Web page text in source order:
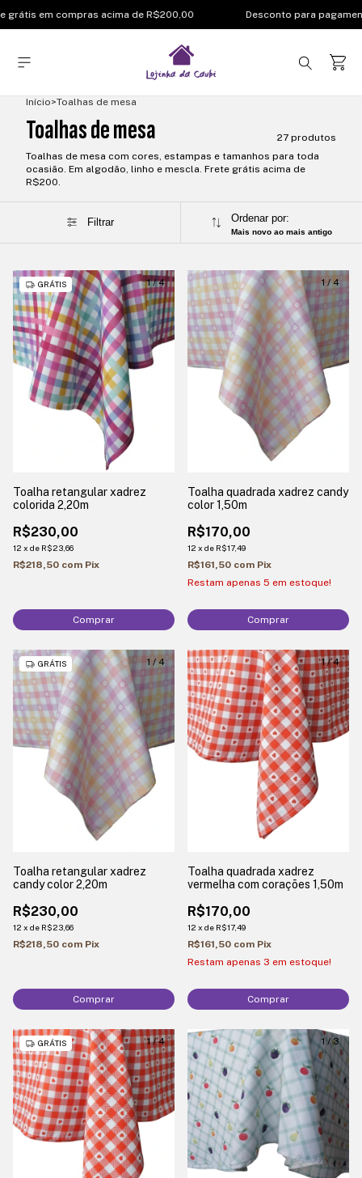
em compras acima de R$200,00 Desconto para
Início>Toalhas de mesa
Toalhas de mesa
27 produtos
Toalhas de mesa com cores, estampas e tamanhos para toda
ocasião. Em algodão, linho e mescla. Frete grátis acima de
R$200.
Filtrar Ordenar por:
Mais novo ao mais antigo
1/4
GRÁTIS
Toalha retangular xadrez
colorida 2,20m
R$230,00
12 x de R$23,66
R$218,50 com Pix
Comprar
1/4
Toalha quadrada xadrez candy
color 1,50m
R$170,00
12 x de R$17,49
R$161,50 com Pix
Restam apenas 5 em estoque!
Comprar
1/4
GRÁTIS
Toalha retangular xadrez
candy color 2,20m
R$230,00
12 x de R$23,66
R$218,50 com Pix
Comprar
1/4
Toalha quadrada xadrez
vermelha com corações 1,50m
R$170,00
12 x de R$17,49
R$161,50 com Pix
Restam apenas 3 em estoque!
Comprar
1/4
GRÁTIS 1 /3